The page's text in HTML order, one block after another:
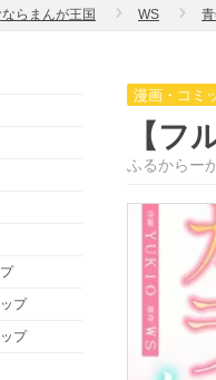
らまんが王国 WS
プ
プ
漫画・コミ
【フ
ふるからー